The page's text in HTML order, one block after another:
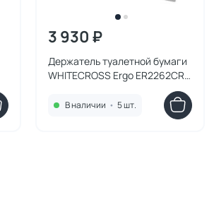
3 930 ₽
Держатель туалетной бумаги
WHITECROSS Ergo ER2262CR,
В наличии • 5 шт.